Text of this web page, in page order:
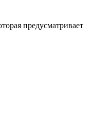
предусматривает